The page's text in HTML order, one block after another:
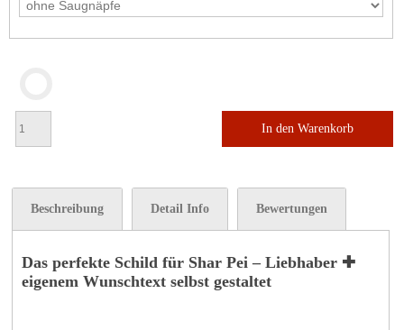
In den Warenkorb
Beschreibung Detail Info Bewertungen
Das perfekte Schild für Shar Pei – Liebhaber ✚
eigenem Wunschtext selbst gestaltet